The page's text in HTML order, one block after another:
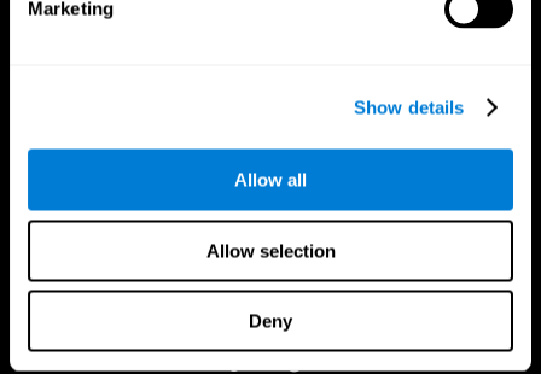
Marketing
Show details
Allow all
Allow selection
Deny
تطبيق CogniFit